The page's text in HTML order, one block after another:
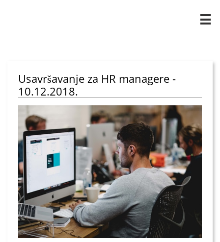

Usavršavanje za HR managere -
10.12.2018.